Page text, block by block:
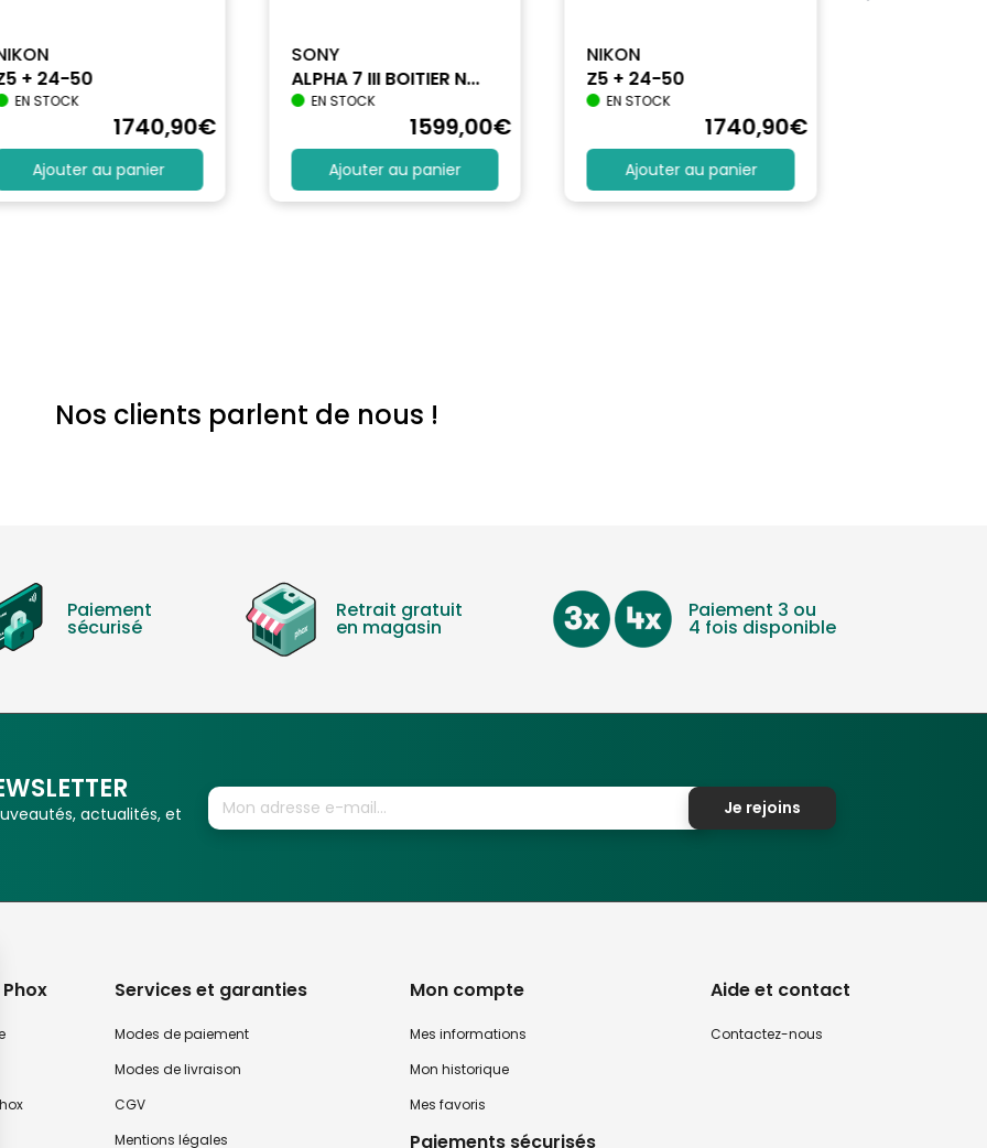
+ 24-50
EN STOCK
1740,90€
Ajouter au panier
SONY
ALPHA 7 III BOITIER N...
EN STOCK
1599,00€
Ajouter au panier
NIKON
Z5 + 24-50
EN STOCK
1740,90€
Ajouter au panier
Nos clients parlent de nous !
Paiement
sécurisé
Retrait gratuit
en magasin
Paiement 3 ou
4 fois disponible
actualités, et Je rejoins
Services et garanties
Modes de paiement
Modes de livraison
CGV
Mentions légales
Mon compte
Mes informations
Mon historique
Mes favoris
Paiements sécurisés
Aide et contact
Contactez-nous